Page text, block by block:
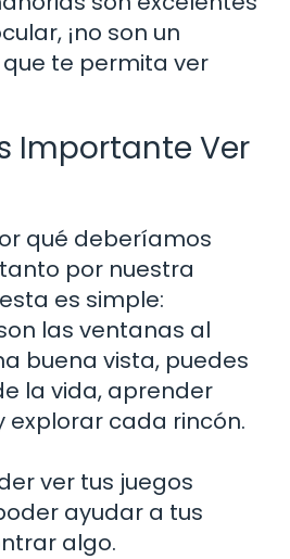
¡no son un
te permita ver
Importante Ver
qué deberíamos
por nuestra
es simple:
las ventanas al
buena vista, puedes
la vida, aprender
explorar cada rincón.
ver tus juegos
ayudar a tus
algo.